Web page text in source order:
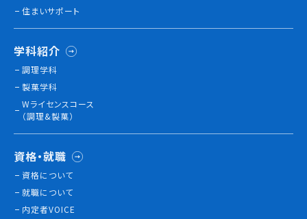
住まいサポート
学科紹介
調理学科
製菓学科
Wライセンスコース
（調理&製菓）
資格・就職
資格について
就職について
内定者VOICE